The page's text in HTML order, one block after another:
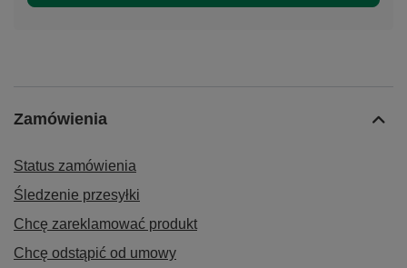
Zamówienia
Status zamówienia
Śledzenie przesyłki
Chcę zareklamować produkt
Chcę odstąpić od umowy